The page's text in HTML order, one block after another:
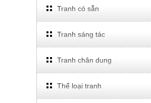
Tranh có sẵn
Tranh sáng tác
Tranh chân dung
Thể loại tranh